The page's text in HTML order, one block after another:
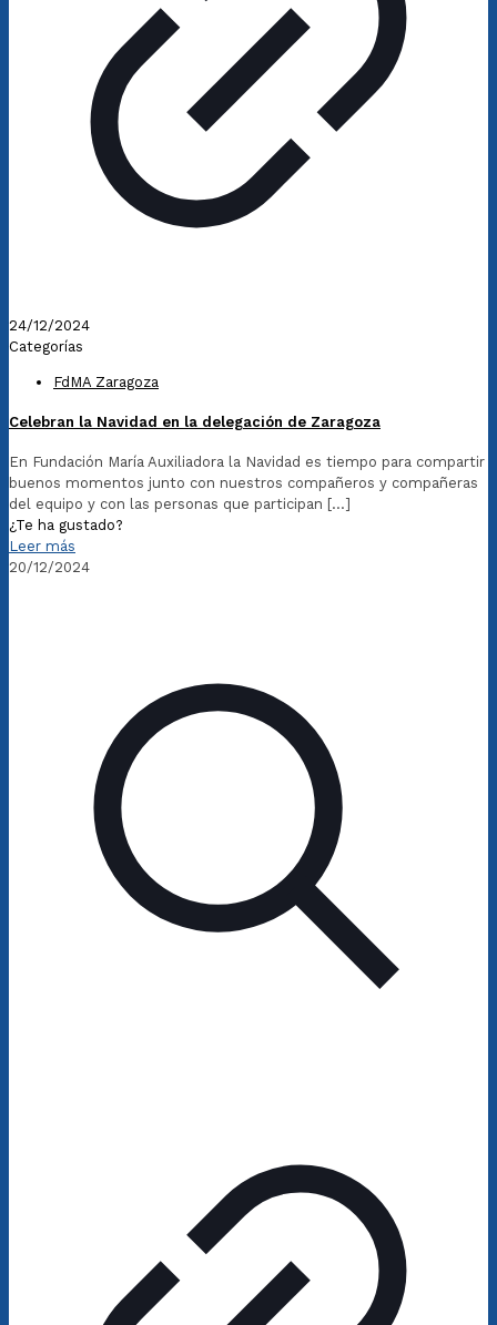
24/12/2024
Categorías
FdMA Zaragoza
Celebran la Navidad en la delegación de Zaragoza
En Fundación María Auxiliadora la Navidad es tiempo para compartir
buenos momentos junto con nuestros compañeros y compañeras
del equipo y con las personas que participan […]
¿Te ha gustado?
Leer más
20/12/2024